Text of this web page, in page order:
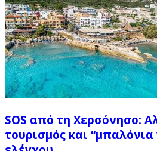
SOS από τη Χερσόνησο:
τουρισμός και “μπαλόνια